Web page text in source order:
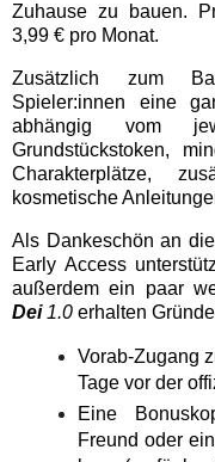
Zuhause zu bauen.
3,99 € pro Monat.
Zusätzlich zum
Spieler:innen eine
abhängig vom
Grundstückstoken,
Charakterplätze,
kosmetische
Als Dankeschön an
Early Access
außerdem ein paar
Dei 1.0 erhalten
Vorab-Zugang
Tage vor der
Eine
Freund oder